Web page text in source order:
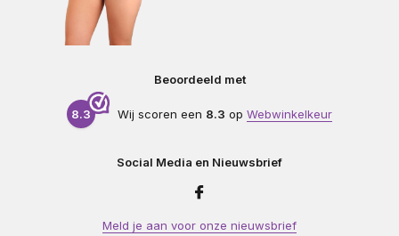
Beoordeeld met
8.3 Wij scoren een 8.3 op Webwinkelkeur
Social Media en Nieuwsbrief
Meld je aan voor onze nieuwsbrief